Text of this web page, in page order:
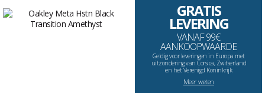
GRATIS
LEVERING
VANAF 99€
AANKOOPWAARDE
Geldig voor leveringen in Europa met
uitzondering van Corsica, Zwitserland
en het Verenigd Koninkrijk
Meer weten